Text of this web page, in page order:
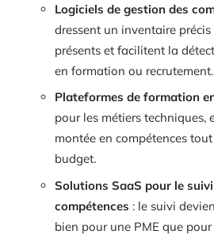
Logiciels de gestion des
dressent un inventaire
présents et facilitent la
en formation ou recrutement.
Plateformes de formation
pour les métiers techniques,
montée en compétences
budget.
Solutions SaaS pour le
compétences : le suivi
bien pour une PME que